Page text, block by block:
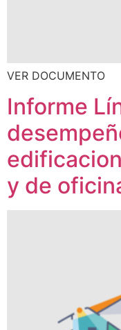
VER DOCUMENTO
Informe
y de